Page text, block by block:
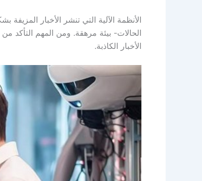
الأنظمة الآلية التي تنشر الأخبار
الحالات- بيئة مرهقة. ومن المهم التأكد
الأخبار الكاذبة.